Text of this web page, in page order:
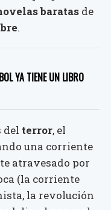
baratas de
.
YA TIENE UN LIBRO
del terror, el
una corriente
atravesado por
(la corriente
la revolución